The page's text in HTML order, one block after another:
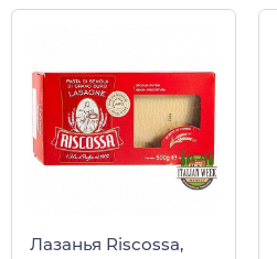
Лазанья Riscossa,